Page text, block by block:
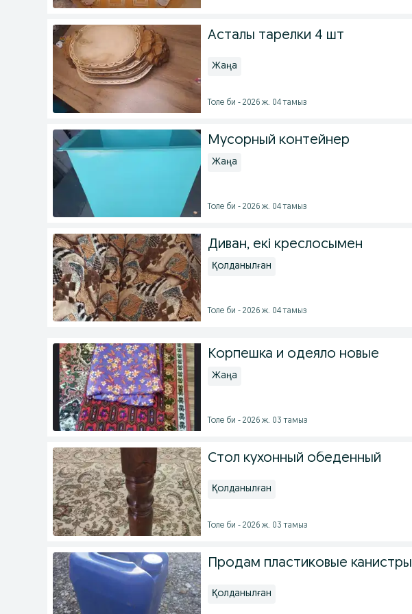
Асталы тарелки 4 шт
Жаңа
Толе би - 2026 ж. 04 тамыз
Мусорный контейнер
Жаңа
Толе би - 2026 ж. 04 тамыз
Диван, екі креслосымен
Қолданылған
Толе би - 2026 ж. 04 тамыз
Корпешка и одеяло новые
Жаңа
Толе би - 2026 ж. 03 тамыз
Стол кухонный обеденный
Қолданылған
Толе би - 2026 ж. 03 тамыз
Продам пластиковые канистры
Қолданылған